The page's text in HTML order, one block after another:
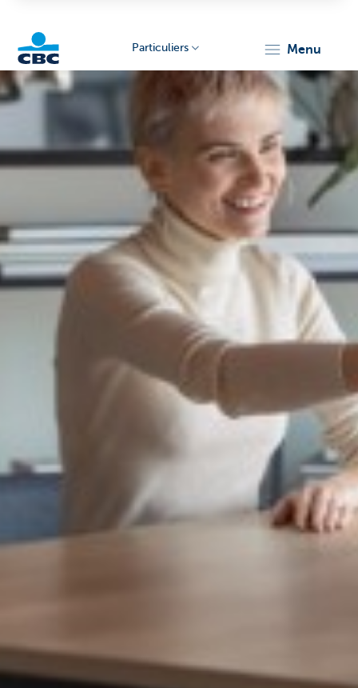
Particulieren
Particuliers menu